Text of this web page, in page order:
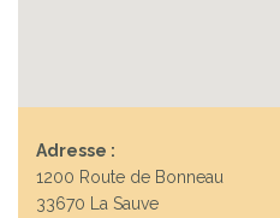
Adresse :
1200 Route de Bonneau
33670 La Sauve